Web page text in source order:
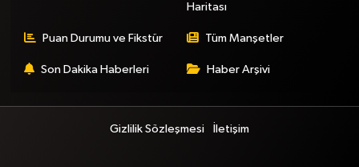
Haritası
Puan Durumu ve Fikstür Tüm Manşetler
Son Dakika Haberleri Haber Arşivi
Gizlilik Sözleşmesi İletişim